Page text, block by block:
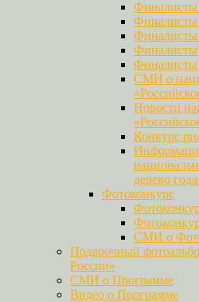
Финалисты
Финалисты
Финалисты
Финалисты
Финалисты
СМИ о
Новости
Конкурс
дерево
Фотоконкурс
СМИ о
Подарочный
России»
СМИ о Программе
Видео о Программе